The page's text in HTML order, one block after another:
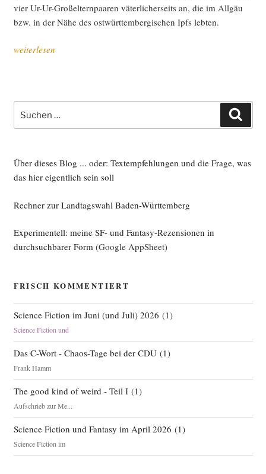
vier Ur-Ur-Groß­el­tern­paa­ren väter­li­cher­seits an, die im All­gäu
bzw. in der Nähe des ost­würt­tem­ber­gi­schen Ipfs lebten.
„Mei­
Groß­
el­
weiterlesen
nach:
Über dieses Blog ... oder: Textempfehlungen und die Frage, was
das hier eigentlich sein soll
Rechner zur Landtagswahl Baden-Württemberg
Experimentell: meine SF- und Fantasy-Rezensionen in
durchsuchbarer Form(Google AppSheet)
FRISCH KOMMENTIERT
Science Fiction im Juni (und Juli) 2026 (1)
Science Fiction und
Das C-Wort - Chaos-Tage bei der CDU(1)
Frank Hamm
The good kind of weird - Teil I(1)
Aufschrieb zur Me...
Science Fiction und Fantasy im April 2026 (1)
Science Fiction im